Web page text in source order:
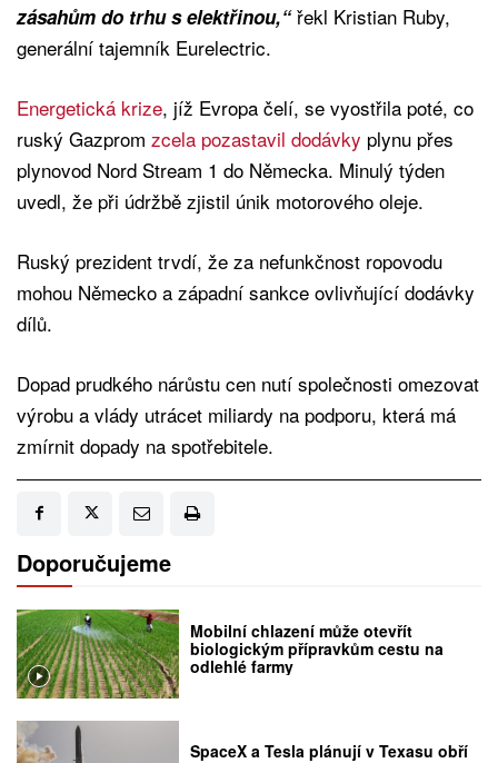
zásahům do trhu s elektřinou,“řekl Kristian Ruby,
generální tajemník Eurelectric.
Energetická krize, jíž Evropa čelí, se vyostřila poté, co
ruský Gazprom zcela pozastavil dodávky plynu přes
plynovod Nord Stream 1 do Německa. Minulý týden
uvedl, že při údržbě zjistil únik motorového oleje.
Ruský prezident trvdí, že za nefunkčnost ropovodu
mohou Německo a západní sankce ovlivňující dodávky
dílů.
Dopad prudkého nárůstu cen nutí společnosti omezovat
výrobu a vlády utrácet miliardy na podporu, která má
zmírnit dopady na spotřebitele.
Doporučujeme
Mobilní chlazení může otevřít
biologickým přípravkům cestu na
odlehlé farmy
SpaceX a Tesla plánují v Texasu obří